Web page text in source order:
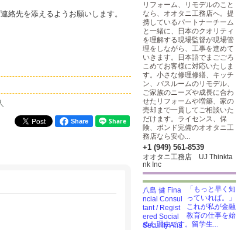
絡先を添えるようお願いします。
Share
リフォーム、リモデルのこと
なら、オオタニ工務店へ。提
携しているパートナーチーム
と一緒に、日本のクオリティ
を理解する現場監督が現場管
理をしながら、工事を進めて
いきます。日本語でまごごろ
こめてお客様に対応いたしま
す。小さな修理修繕、キッチ
ン、バスルームのリモデル、
ご家族のニーズや成長に合わ
せたリフォームや増築、家の
売却まで一貫してご相談いた
だけます。ライセンス、保
険、ボンド完備のオオタニ工
務店なら安心...
+1 (949) 561-8539
オオタニ工務店 UJ Thinkta
nk Inc
「もっと早く知
っていれば。」
これが私が金融
教育の仕事を始
めた理由です。留学生...